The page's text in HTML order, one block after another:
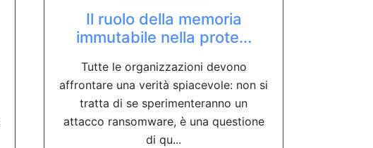
Il ruolo della memoria
immutabile nella prote...
Tutte le organizzazioni devono
affrontare una verità spiacevole: non si
tratta di se sperimenteranno un
attacco ransomware, è una questione
di qu...